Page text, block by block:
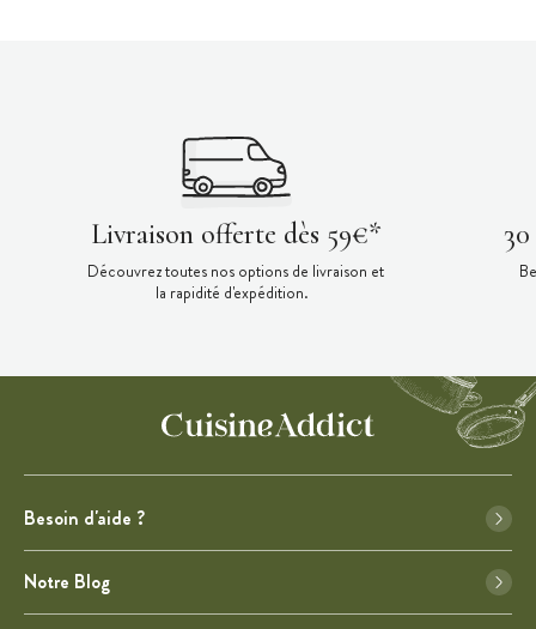
Livraison offerte dès 59€*
Découvrez toutes nos options de livraison et
la rapidité d'expédition.
Besoin d'aide ?
Notre Blog